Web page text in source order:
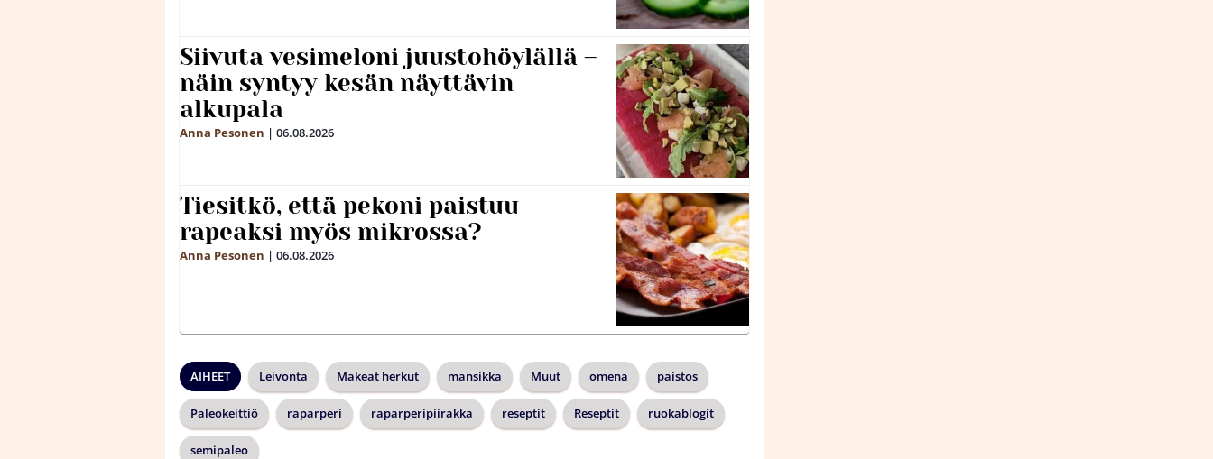
Siivuta vesimeloni juustohöylällä –
näin syntyy kesän näyttävin
alkupala
Anna Pesonen | 06.08.2026
Tiesitkö, että pekoni paistuu
rapeaksi myös mikrossa?
Anna Pesonen | 06.08.2026
AIHEET Leivonta Makeat herkut mansikka Muut omena paistos
Paleokeittiö raparperi raparperipiirakka reseptit Reseptit ruokablogit
semipaleo